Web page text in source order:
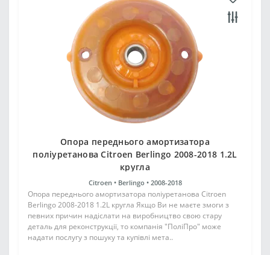
Опора переднього амортизатора
поліуретанова Citroen Berlingo 2008-2018 1.2L
кругла
Citroen • Berlingo • 2008-2018
Опора переднього амортизатора поліуретанова Citroen
Berlingo 2008-2018 1.2L кругла Якщо Ви не маєте змоги з
певних причин надіслати на виробництво свою стару
деталь для реконструкції, то компанія "ПоліПро" може
надати послугу з пошуку та купівлі мета..